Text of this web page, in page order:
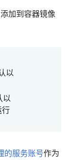
加到容器镜像
以
以
行
的服务账号作为